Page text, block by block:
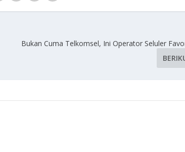
Bukan Cuma Telkomsel, Ini Operator Seluler